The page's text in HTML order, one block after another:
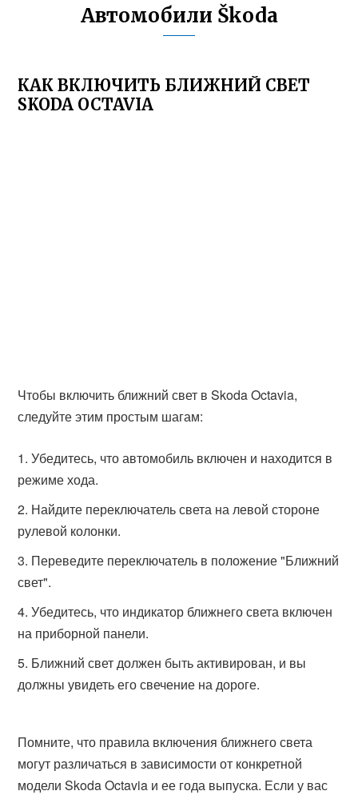
Автомобили Škoda
КАК ВКЛЮЧИТЬ БЛИЖНИЙ СВЕТ
SKODA OCTAVIA
Чтобы включить ближний свет в Skoda Octavia,
следуйте этим простым шагам:
Убедитесь, что автомобиль включен и находится в
режиме хода.
Найдите переключатель света на левой стороне
рулевой колонки.
Переведите переключатель в положение "Ближний
свет".
Убедитесь, что индикатор ближнего света включен
на приборной панели.
Ближний свет должен быть активирован, и вы
должны увидеть его свечение на дороге.
Помните, что правила включения ближнего света
могут различаться в зависимости от конкретной
модели Skoda Octavia и ее года выпуска. Если у вас